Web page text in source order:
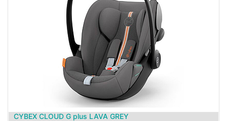
CYBEX CLOUD G plus LAVA GREY